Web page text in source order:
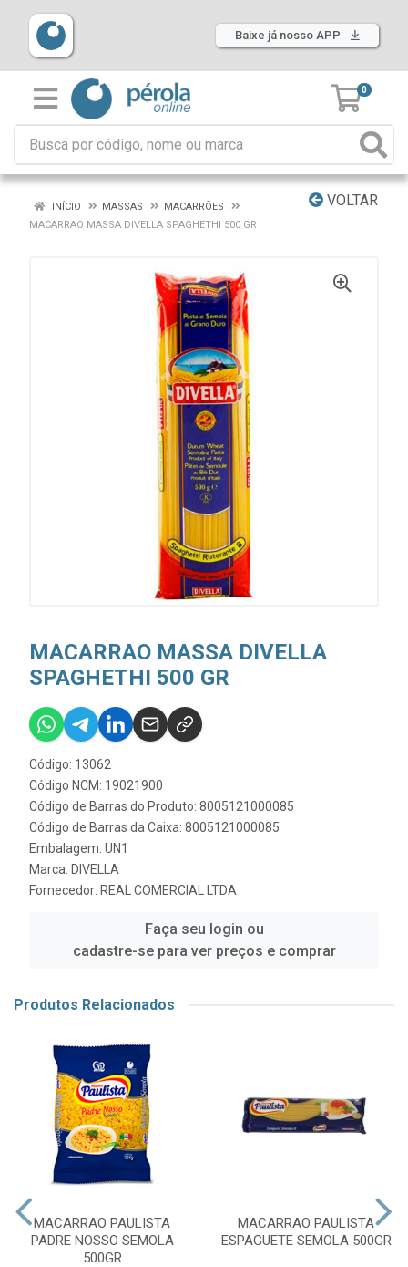
Baixe já nosso APP
0
VOLTAR
INÍCIO MASSAS
MACARRÕES
MACARRAO MASSA DIVELLA SPAGHETHI 500 GR
MACARRAO MASSA DIVELLA
SPAGHETHI 500 GR
Código: 13062
Código NCM: 19021900
Código de Barras do Produto: 8005121000085
Código de Barras da Caixa: 8005121000085
Embalagem: UN1
Marca: DIVELLA
Fornecedor: REAL COMERCIAL LTDA
Faça seu login ou
cadastre-se para ver preços e comprar
Produtos Relacionados
MACARRAO PAULISTA
PADRE NOSSO SEMOLA
500GR
MACARRAO PAULISTA
ESPAGUETE SEMOLA 500GR